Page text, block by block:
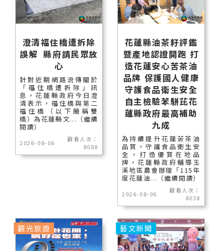
澄清福住橋遭拆除
誤解 縣府請民眾放
心
針對近期網路流傳關於
「福住橋遭拆除」訊
息，花蓮縣政府今日澄
清表示，福住橋與第二
福住橋（以下簡稱雙
橋）為花蓮縣文...（繼續
閱讀）
2026-08-06
觀看人次：
8088
花蓮縣油茶籽評鑑
暨產地認證開跑 打
造花蓮安心苦茶油
品牌 保護國人健康
守護食品衛生安全
自主檢驗苯駢芘花
蓮縣政府最高補助
九成
為持續提升花蓮苦茶油
品質，守護食品衛生安
全，打造優質在地品
牌，花蓮縣政府輔導玉
溪地區農會辦理「115年
度花蓮油...（繼續閱讀）
2026-08-06
觀看人次：
8038
觀光旅遊 藝文新聞